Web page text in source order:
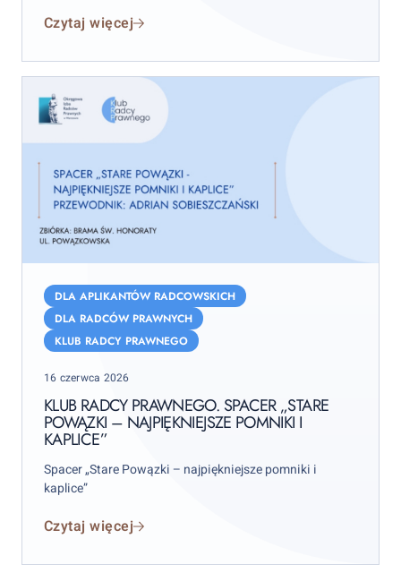
Czytaj więcej
Radcy
Prawnego.
Spacer
„Stare
Powązki
najpiękniejsze
pomniki
kaplice”
DLA APLIKANTÓW RADCOWSKICH
DLA RADCÓW PRAWNYCH
KLUB RADCY PRAWNEGO
Posted
16 czerwca 2026
KLUB RADCY PRAWNEGO. SPACER „STARE
POWĄZKI – NAJPIĘKNIEJSZE POMNIKI I
KAPLICE”
Spacer „Stare Powązki – najpiękniejsze pomniki i
kaplice”
Czytaj więcej